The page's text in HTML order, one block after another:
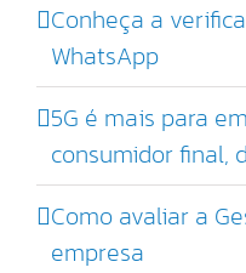
Conheça a
WhatsApp
5G é mais para
consumidor final,
Como avaliar a
empresa